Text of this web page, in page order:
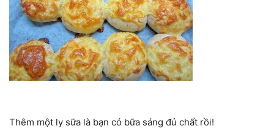
Thêm một ly sữa là bạn có bữa sáng đủ chất rồi!